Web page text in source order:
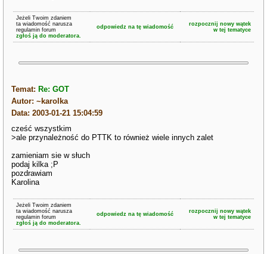
Jeżeli Twoim zdaniem
ta wiadomość narusza
regulamin forum
zgłoś ją do moderatora.
odpowiedz na tę wiadomość
rozpocznij nowy wątek
w tej tematyce
Temat: Re: GOT
Autor: ~karolka
Data: 2003-01-21 15:04:59
cześć wszystkim
>ale przynależność do PTTK to również wiele innych zalet
zamieniam sie w słuch
podaj kilka ;P
pozdrawiam
Karolina
Jeżeli Twoim zdaniem
ta wiadomość narusza
regulamin forum
zgłoś ją do moderatora.
odpowiedz na tę wiadomość
rozpocznij nowy wątek
w tej tematyce